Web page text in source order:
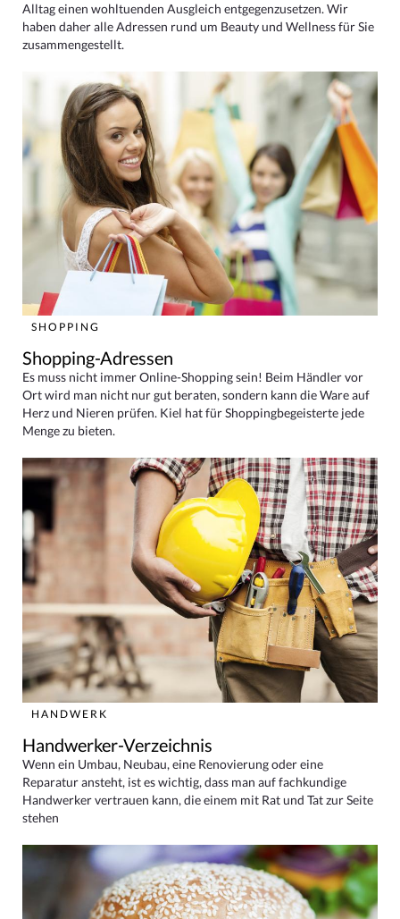
Alltag einen wohltuenden Ausgleich entgegenzusetzen. Wir
haben daher alle Adressen rund um Beauty und Wellness für Sie
zusammengestellt.
SHOPPING
Shopping-Adressen
Es muss nicht immer Online-Shopping sein! Beim Händler vor
Ort wird man nicht nur gut beraten, sondern kann die Ware auf
Herz und Nieren prüfen. Kiel hat für Shoppingbegeisterte jede
Menge zu bieten.
HANDWERK
Handwerker-Verzeichnis
Wenn ein Umbau, Neubau, eine Renovierung oder eine
Reparatur ansteht, ist es wichtig, dass man auf fachkundige
Handwerker vertrauen kann, die einem mit Rat und Tat zur Seite
stehen